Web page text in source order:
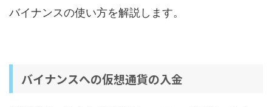
バイナンスの使い方を解説します。
バイナンスへの仮想通貨の入金